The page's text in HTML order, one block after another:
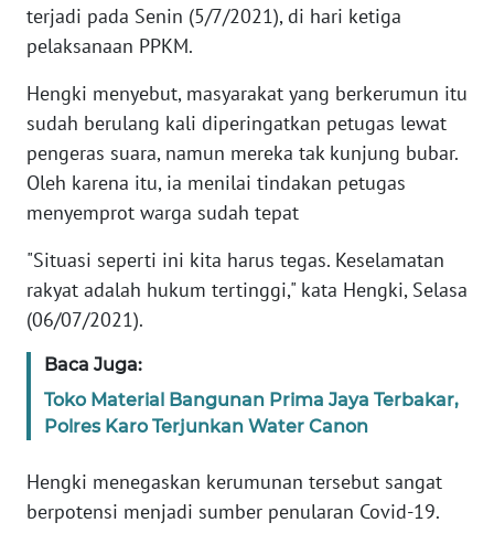
terjadi pada Senin (5/7/2021), di hari ketiga
pelaksanaan PPKM.
Hengki menyebut, masyarakat yang berkerumun itu
sudah berulang kali diperingatkan petugas lewat
pengeras suara, namun mereka tak kunjung bubar.
Oleh karena itu, ia menilai tindakan petugas
menyemprot warga sudah tepat
"Situasi seperti ini kita harus tegas. Keselamatan
rakyat adalah hukum tertinggi," kata Hengki, Selasa
(06/07/2021).
Baca Juga:
Toko Material Bangunan Prima Jaya Terbakar,
Polres Karo Terjunkan Water Canon
Hengki menegaskan kerumunan tersebut sangat
berpotensi menjadi sumber penularan Covid-19.
KEPRI
PAPUA
WN
PAPUA
WN
RIAU
SERAMBI
WN
WN
SULTRA